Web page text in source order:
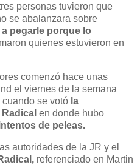
personas tuvieron que
se abalanzara sobre
pegarle porque lo
quienes estuvieron en
comenzó hace unas
el viernes de la semana
se votó la
en donde hubo
de peleas.
autoridades de la JR y el
referenciado en Martin